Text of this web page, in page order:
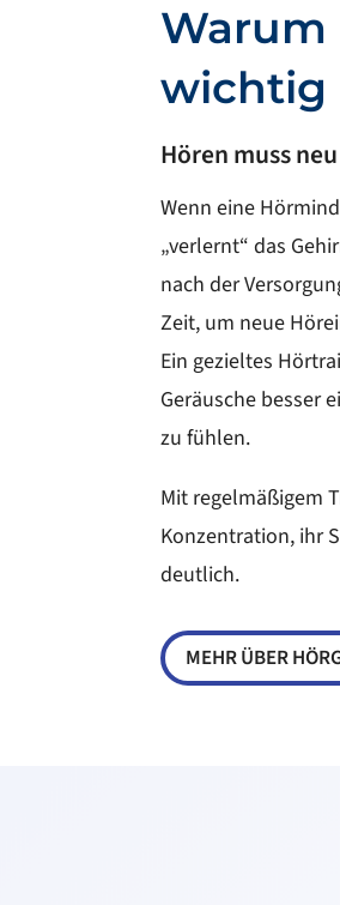
Warum
wichtig
Hören muss
Wenn eine
„verlernt“ das
nach der
Zeit, um neue
Ein gezieltes
Geräusche besser
zu fühlen.
Mit regelmäßigem
Konzentration, ihr
deutlich.
MEHR ÜBER